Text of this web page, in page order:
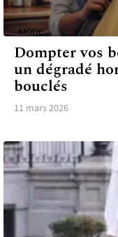
MODE
Dompter vos
un dégradé
bouclés
11 mars 2026